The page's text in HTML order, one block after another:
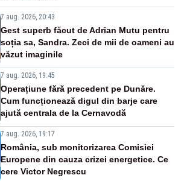
7 aug. 2026, 20:43
Gest superb făcut de Adrian Mutu pentru
soția sa, Sandra. Zeci de mii de oameni au
văzut imaginile
7 aug. 2026, 19:45
Operațiune fără precedent pe Dunăre.
Cum funcționează digul din barje care
ajută centrala de la Cernavodă
7 aug. 2026, 19:17
România, sub monitorizarea Comisiei
Europene din cauza crizei energetice. Ce
cere Victor Negrescu